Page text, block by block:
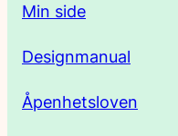
Min side
Designmanual
Åpenhetsloven